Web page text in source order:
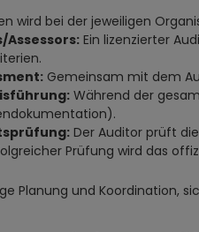
wird bei der jeweiligen
Ein lizenzierter
Gemeinsam mit dem
Während der
Der Auditor prüft
Prüfung wird das
Planung und Koordination,